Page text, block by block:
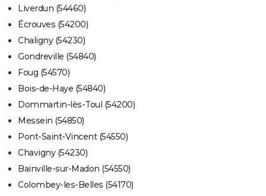
Liverdun (54460)
Écrouves (54200)
Chaligny (54230)
Gondreville (54840)
Foug (54570)
Bois-de-Haye (54840)
Dommartin-lès-Toul (54200)
Messein (54850)
Pont-Saint-Vincent (54550)
Chavigny (54230)
Bainville-sur-Madon (54550)
Colombey-les-Belles (54170)